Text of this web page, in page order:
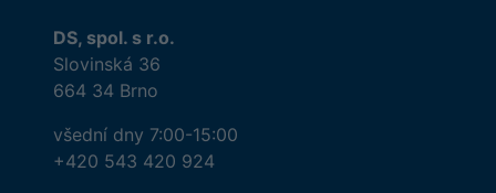
DS, spol. s r.o.
Slovinská 36
664 34 Brno
všední dny 7:00-15:00
+420 543 420 924